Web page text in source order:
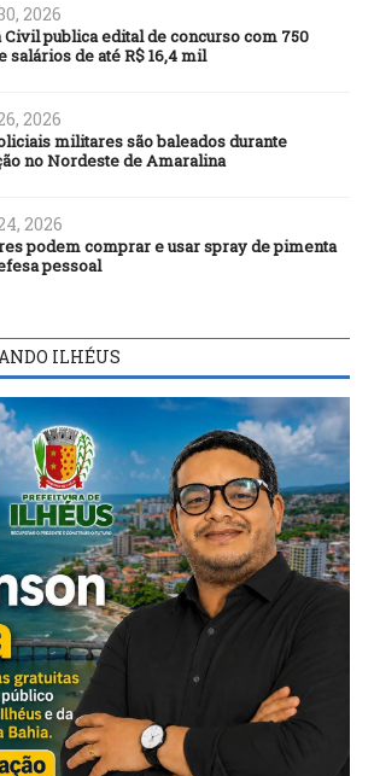
2026
publica edital de concurso com 750
salários de até R$ 16,4 mil
2026
militares são baleados durante
no Nordeste de Amaralina
2026
podem comprar e usar spray de pimenta
pessoal
ILHÉUS